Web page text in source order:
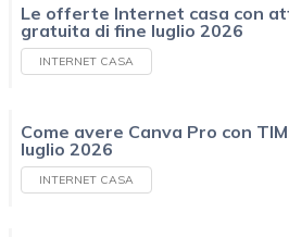
Le offerte Internet casa con
gratuita di fine luglio 2026
INTERNET CASA
Come avere Canva Pro con
luglio 2026
INTERNET CASA